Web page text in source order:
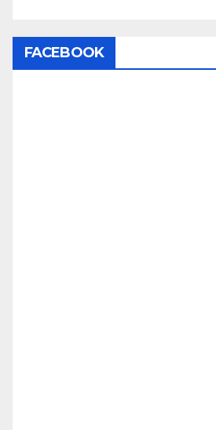
FACEBOOK